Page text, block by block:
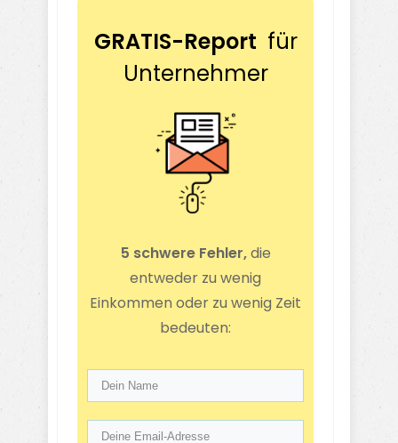
GRATIS-Report für
Unternehmer
5 schwere Fehler,die
entweder zu wenig
Einkommen oder zu wenig Zeit
bedeuten: